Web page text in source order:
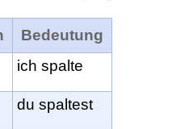
Bedeutung
ich spalte
du spaltest